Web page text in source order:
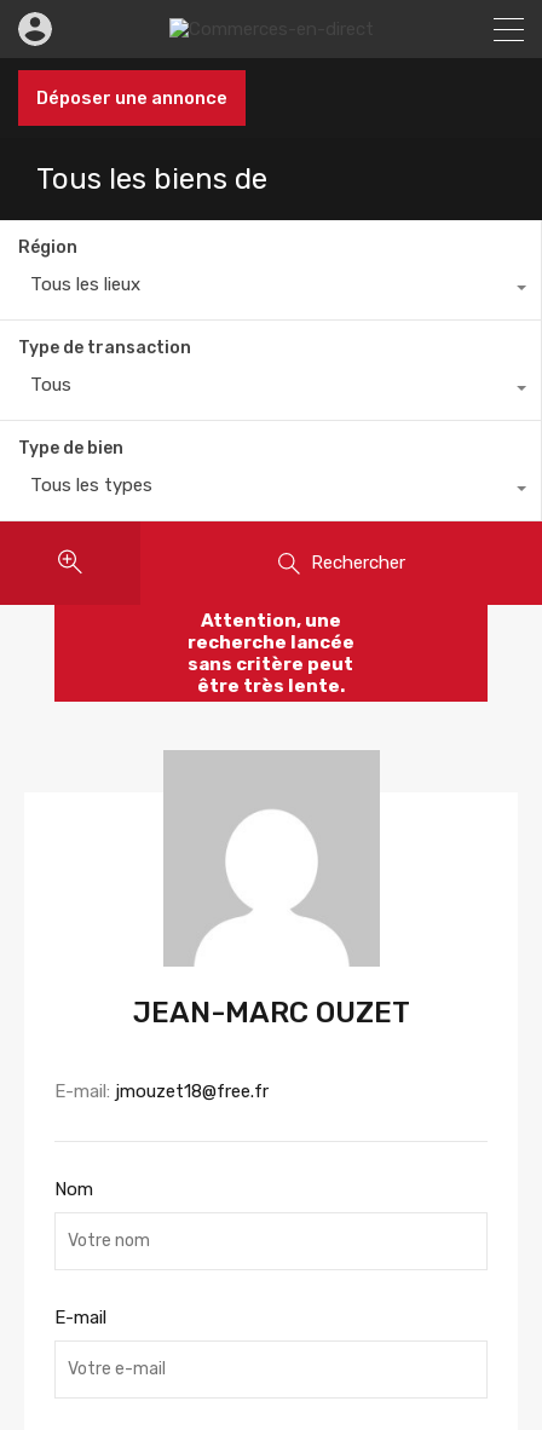
Déposer une annonce
Tous les biens de
Région
Tous les lieux
Type de transaction
Tous
Type de bien
Tous les types
Rechercher
Attention, une
recherche lancée
sans critère peut
être très lente.
JEAN-MARC OUZET
E-mail: jmouzet18@free.fr
Nom
E-mail